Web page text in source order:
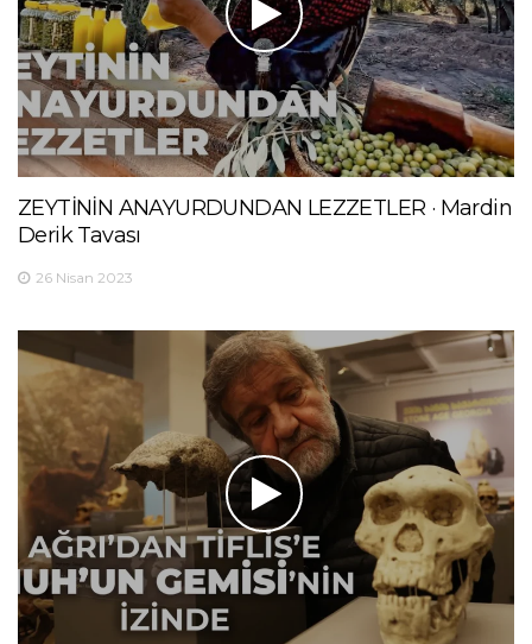
ZEYTİNİN ANAYURDUNDAN LEZZETLER · Mardin
Derik Tavası
26 Nisan 2023